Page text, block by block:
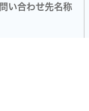
問い合わせ先名称